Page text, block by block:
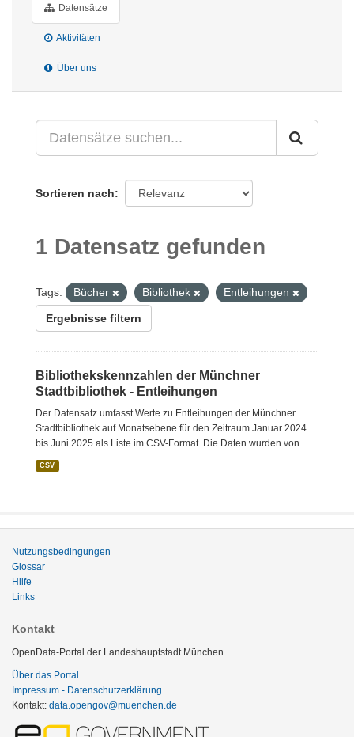
Datensätze
Aktivitäten
Über uns
Sortieren nach
1 Datensatz gefunden
Tags: Bücher Bibliothek Entleihungen
Ergebnisse filtern
Bibliothekskennzahlen der Münchner
Stadtbibliothek - Entleihungen
Der Datensatz umfasst Werte zu Entleihungen der Münchner
Stadtbibliothek auf Monatsebene für den Zeitraum Januar 2024
bis Juni 2025 als Liste im CSV-Format. Die Daten wurden von...
CSV
Nutzungsbedingungen
Glossar
Hilfe
Links
Kontakt
OpenData-Portal der Landeshauptstadt München
Über das Portal
Impressum - Datenschutzerklärung
Kontakt: data.opengov@muenchen.de